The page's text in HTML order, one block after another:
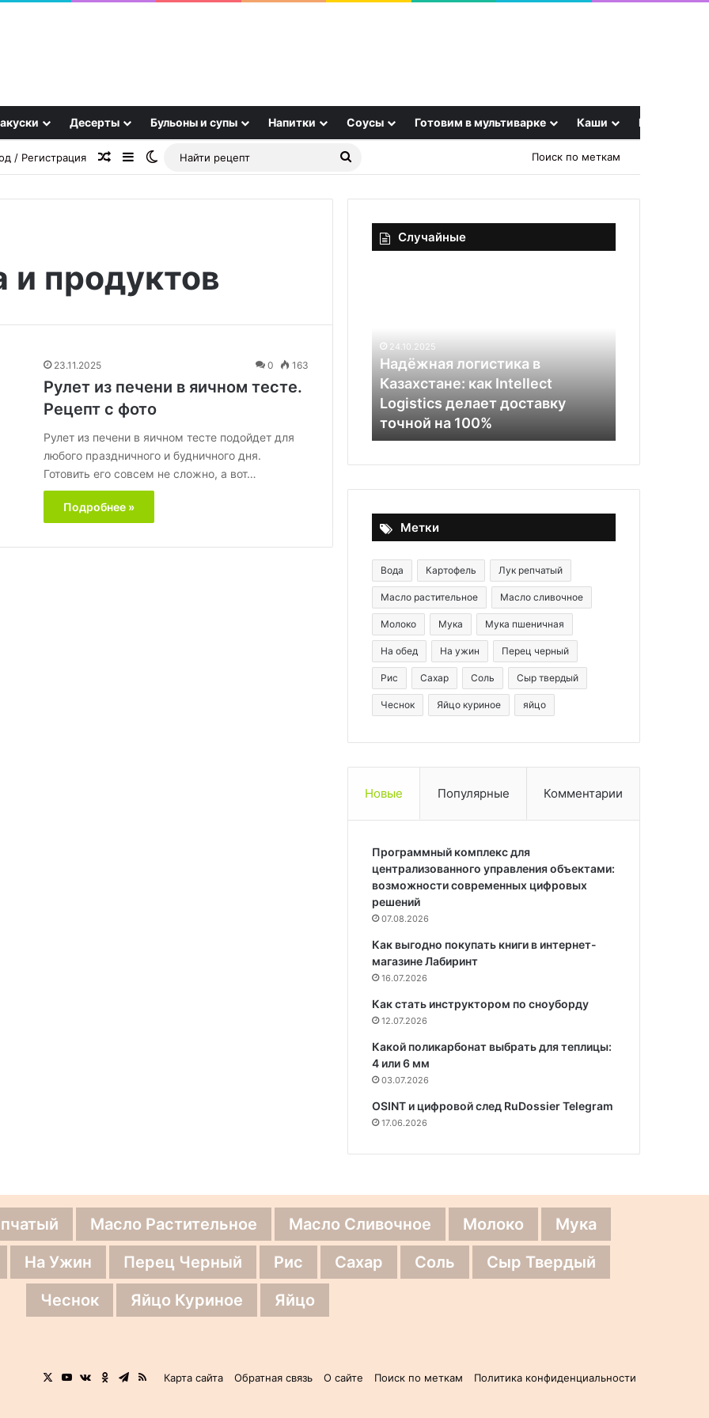
Десерты Бульоны и супы Напитки Соусы Готовим в мультиварке Каши Еще
/ Регистрация Случайная статья
SidebarSwitch skin
Найти
Поиск по меткам
и продуктов
23.11.2025 0 163
Рулет из печени в яичном тесте.
Рецепт с фото
Рулет из печени в яичном тесте подойдет для
любого праздничного и будничного дня.
Готовить его совсем не сложно, а вот…
Подробнее »
Случайные
Стейк
су-
в
или
новый
создания
шедевра?
Стейк су-вид в посудомоечной
машине: миф или новый способ
Intellect
Logistics
делает
доставку
точной
на
24.10.2025
Надёжная логистика в
Казахстане: как Intellect
Logistics делает доставку
точной на 100%
Метки
Вода Картофель Лук репчатый
Масло растительное Масло сливочное
Молоко Мука Мука пшеничная
На обед На ужин Перец черный
Рис Сахар Соль Сыр твердый
Чеснок Яйцо куриное яйцо
Новые Популярные Комментарии
Программный комплекс для
централизованного управления объектами:
возможности современных цифровых
решений
07.08.2026
Как выгодно покупать книги в интернет-
магазине Лабиринт
16.07.2026
Как стать инструктором по сноуборду
12.07.2026
Какой поликарбонат выбрать для теплицы:
4 или 6 мм
03.07.2026
OSINT и цифровой след RuDossier Telegram
17.06.2026
Масло Растительное Масло Сливочное Молоко
Мука
На Ужин Перец Черный Рис Сахар Соль
Сыр Твердый
Чеснок
Яйцо Куриное Яйцо
Карта сайта Обратная связь О сайте Поиск по меткам Политика конфиденциальности
X YouTubevk.comОдноклассники
Telegram
RSS